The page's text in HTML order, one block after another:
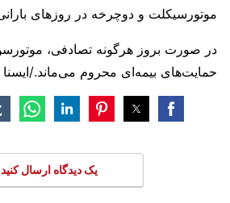
موتورسیکلت‌ و دوچرخه در روزهای
در صورت بروز هرگونه تصادفی،
حمایت‌های بیمه‌ای محروم می‌ماند./ایسنا
یک دیدگاه ارسال کنید